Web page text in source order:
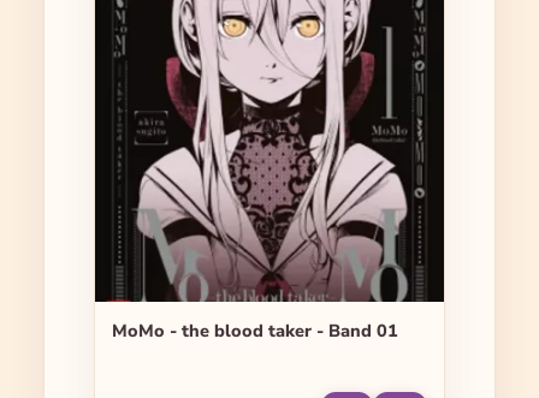
MoMo - the blood taker - Band 01